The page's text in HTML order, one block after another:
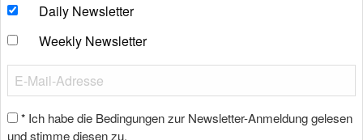
Daily Newsletter
Weekly Newsletter
* Ich habe die Bedingungen zur Newsletter-Anmeldung gelesen
und stimme diesen zu.